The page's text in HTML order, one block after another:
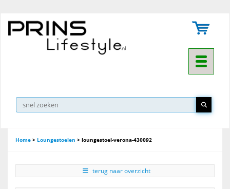
Toggle
▼
Home > Loungestoelen > loungestoel-verona-430092
terug naar overzicht